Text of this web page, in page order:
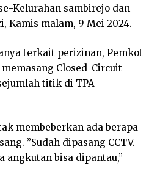
Kelurahan sambirejo dan
Kamis malam, 9 Mei 2024.
terkait perizinan, Pemkot
Closed-Circuit
titik di TPA
membeberkan ada berapa
”Sudah dipasang CCTV.
angkutan bisa dipantau,”